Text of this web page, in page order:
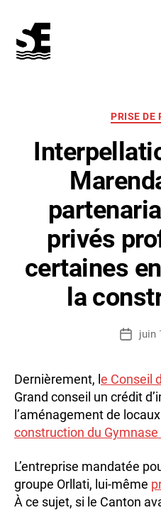
PRISE DE
privés
certaines
la
Datejuin
Dernièrement, l e Conseil
Grand conseil un crédit
l’aménagement de
construction du Gymnase
L’entreprise mandatée
groupe Orllati, lui-même
À ce sujet, si le Canton